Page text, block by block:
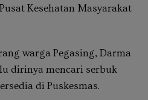
Kesehatan Masyarakat
warga Pegasing, Darma
dirinya mencari serbuk
di Puskesmas.